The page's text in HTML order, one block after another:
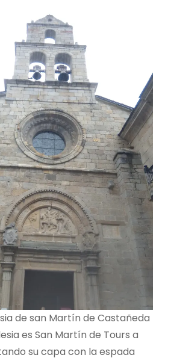
de san Martín de Castañeda
es San Martín de Tours a
su capa con la espada